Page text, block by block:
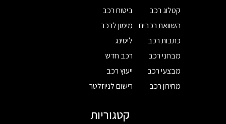
קטלוג רכב
השוואת רכבים
כתבות רכב
מבחני רכב
מבצעי רכב
מחירון רכב
ביטוח רכב
מימון לרכב
ליסינג
רכב חדש
ייעוץ רכב
רישום לניוזלטר
קטגוריות